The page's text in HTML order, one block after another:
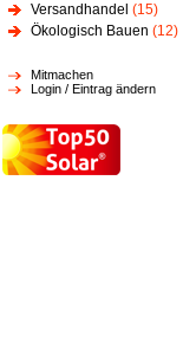
Versandhandel (15)
Ökologisch Bauen (12)
Mitmachen
Login / Eintrag ändern